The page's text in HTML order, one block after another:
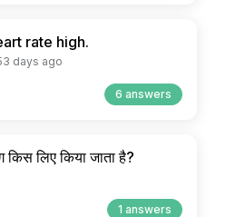
rate high.
days ago
6 answers
लिए किया जाता है?
1 answers